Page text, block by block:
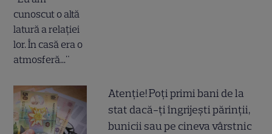
Atenție! Poți primi bani de la
stat dacă-ți îngrijești părinții,
bunicii sau pe cineva vârstnic